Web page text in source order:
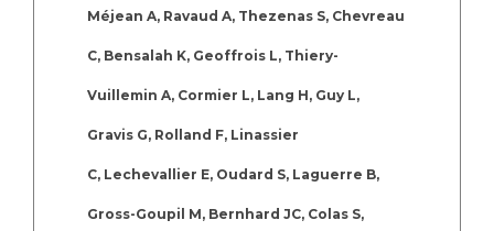
Méjean A, Ravaud A, Thezenas S, Chevreau
C, Bensalah K, Geoffrois L, Thiery-
Vuillemin A, Cormier L, Lang H, Guy L,
Gravis G, Rolland F, Linassier
C, Lechevallier E, Oudard S, Laguerre B,
Gross-Goupil M, Bernhard JC, Colas S,